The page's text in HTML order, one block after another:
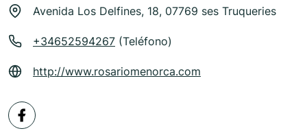
Avenida Los Delfines, 18, 07769 ses Truqueries
+34652594267 (Teléfono)
http://www.rosariomenorca.com